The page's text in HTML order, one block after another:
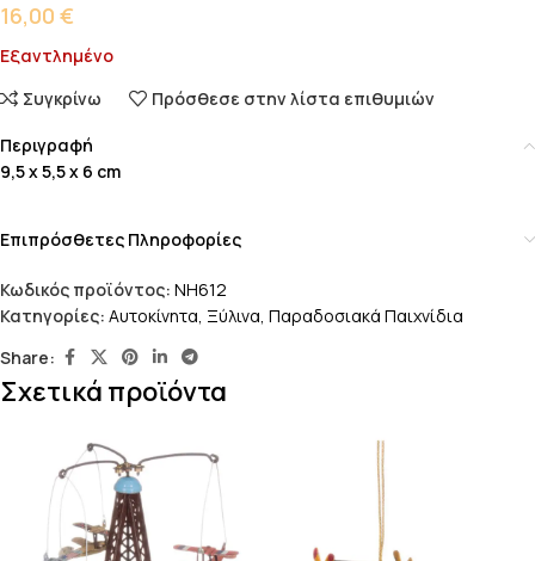
16,00 €
Εξαντλημένο
Συγκρίνω
Πρόσθεσε στην λίστα επιθυμιών
Περιγραφή
9,5 x 5,5 x 6 cm
Επιπρόσθετες Πληροφορίες
Κωδικός προϊόντος: NH612
Κατηγορίες: Αυτοκίνητα, Ξύλινα, Παραδοσιακά Παιχνίδια
Share:
Σχετικά προϊόντα